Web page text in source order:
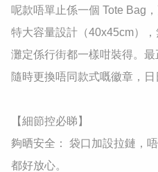
呢款唔單止係一個 Tote Bag
特大容量設計（40x45cm）
灘定係行街都一樣咁裝得。
隨時更換唔同款式嘅徽章，日
​【細節控必睇】
夠晒安全： 袋口加設拉鏈，
都好放心。